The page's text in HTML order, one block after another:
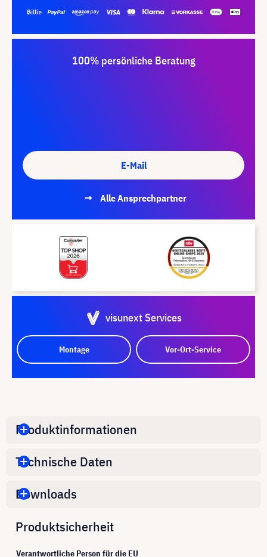
100% persönliche Beratung
E-Mail
Alle Ansprechpartner
visunext Services
Montage Vor-Ort-Service
Produktinformationen
Technische Daten
Downloads
Produktsicherheit
Verantwortliche Person für die EU